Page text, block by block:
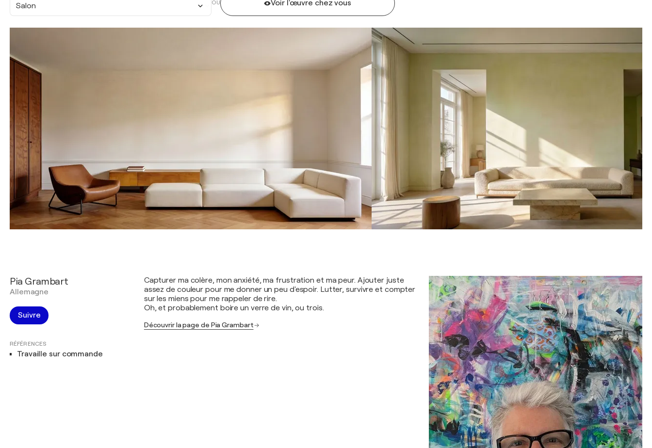
Salon OU Voir l'œuvre chez vous
Pia Grambart
Allemagne
Suivre
RÉFÉRENCES
Travaille sur commande
Capturer ma colère, mon anxiété, ma frustration et ma peur. Ajouter juste
assez de couleur pour me donner un peu d'espoir. Lutter, survivre et compter
sur les miens pour me rappeler de rire.
Oh, et probablement boire un verre de vin, ou trois.
Découvrir la page de Pia Grambart